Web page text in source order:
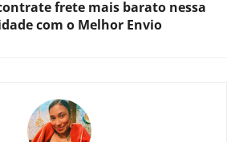
frete mais barato nessa
com o Melhor Envio